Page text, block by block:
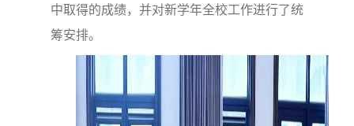
中取得的成绩，并对新学年全校工作进行了统
筹安排。